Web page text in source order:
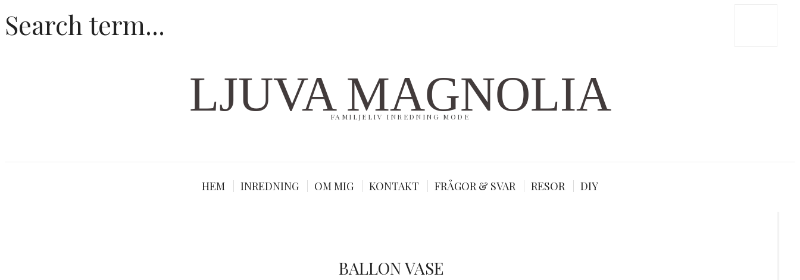
LJUVA MAGNOLIA
FAMILJELIV INREDNING MODE
HEM INREDNING OM MIG KONTAKT FRÅGOR & SVAR RESOR DIY
BALLON VASE